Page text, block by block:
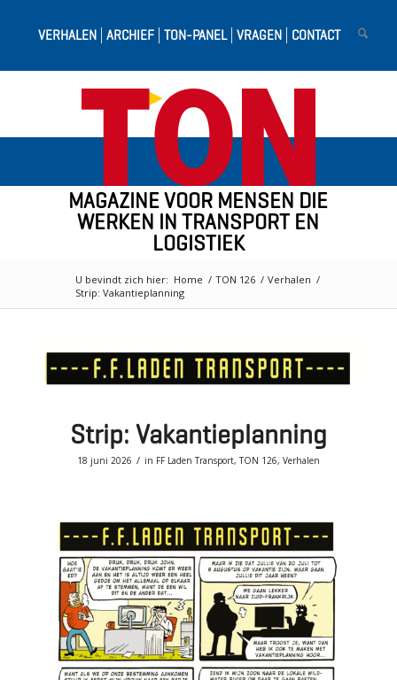
MAGAZINE VOOR MENSEN DIE
WERKEN IN TRANSPORT EN
LOGISTIEK
VERHALEN ARCHIEF TON-PANEL VRAGEN CONTACT
U bevindt zich hier: Home / TON 126 / Verhalen /
Strip: Vakantieplanning
Strip: Vakantieplanning
18 juni 2026 / in FF Laden Transport, TON 126, Verhalen